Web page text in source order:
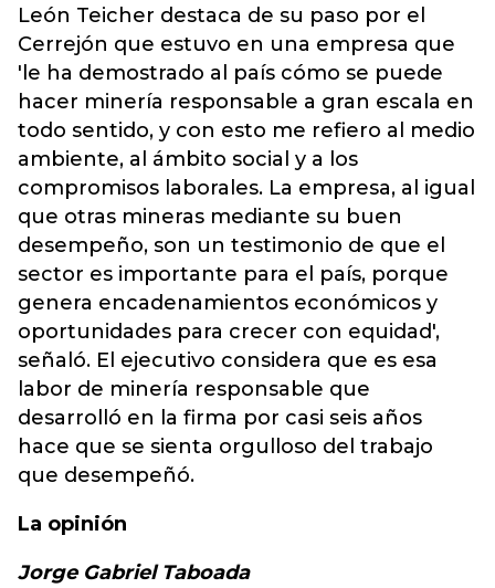
León Teicher destaca de su paso por el
Cerrejón que estuvo en una empresa que
'le ha demostrado al país cómo se puede
hacer minería responsable a gran escala en
todo sentido, y con esto me refiero al medio
ambiente, al ámbito social y a los
compromisos laborales. La empresa, al igual
que otras mineras mediante su buen
desempeño, son un testimonio de que el
sector es importante para el país, porque
genera encadenamientos económicos y
oportunidades para crecer con equidad',
señaló. El ejecutivo considera que es esa
labor de minería responsable que
desarrolló en la firma por casi seis años
hace que se sienta orgulloso del trabajo
que desempeñó.
La opinión
Jorge Gabriel Taboada